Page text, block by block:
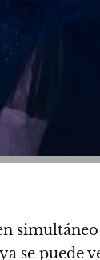
ya se puede